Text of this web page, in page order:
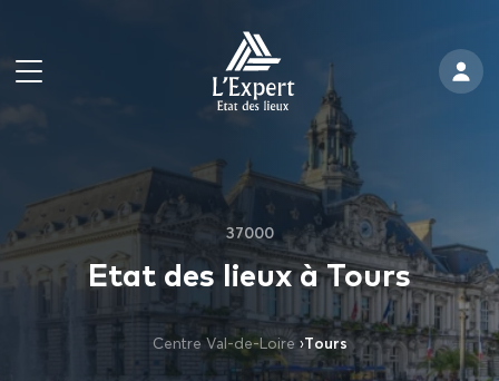
37000
Etat des lieux à Tours
Centre Val-de-Loire ›Tours